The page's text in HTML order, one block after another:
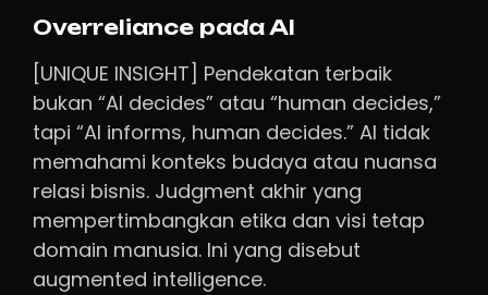
Overreliance pada AI
[UNIQUE INSIGHT] Pendekatan terbaik
bukan “AI decides” atau “human decides,”
tapi “AI informs, human decides.” AI tidak
memahami konteks budaya atau nuansa
relasi bisnis. Judgment akhir yang
mempertimbangkan etika dan visi tetap
domain manusia. Ini yang disebut
augmented intelligence.